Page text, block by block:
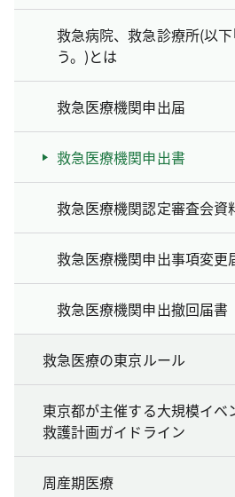
救急病院、救急診療所(以
う。)とは
救急医療機関申出届
救急医療機関申出書
救急医療機関認定審査会資
救急医療機関申出事項変更
救急医療機関申出撤回届書
救急医療の東京ルール
東京都が主催する大規模イベ
救護計画ガイドライン
周産期医療